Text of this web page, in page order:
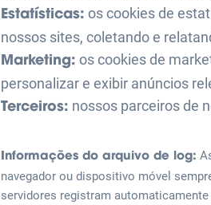
Estatísticas: os cookies de
nossos sites, coletando e
Marketing: os cookies de
personalizar e exibir anúncios
Terceiros: nossos parceiros de
Informações do arquivo de log:
navegador ou dispositivo móvel
servidores registram